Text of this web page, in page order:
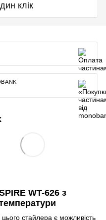
клік
WT-626 з
стайлера є можливість